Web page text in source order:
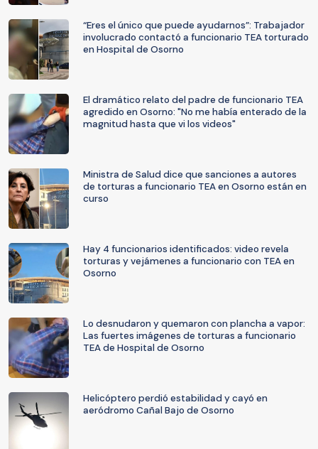
“Eres el único que puede ayudarnos”: Trabajador
involucrado contactó a funcionario TEA torturado
en Hospital de Osorno
El dramático relato del padre de funcionario TEA
agredido en Osorno: "No me había enterado de la
magnitud hasta que vi los videos"
Ministra de Salud dice que sanciones a autores
de torturas a funcionario TEA en Osorno están en
curso
Hay 4 funcionarios identificados: video revela
torturas y vejámenes a funcionario con TEA en
Osorno
Lo desnudaron y quemaron con plancha a vapor:
Las fuertes imágenes de torturas a funcionario
TEA de Hospital de Osorno
Helicóptero perdió estabilidad y cayó en
aeródromo Cañal Bajo de Osorno